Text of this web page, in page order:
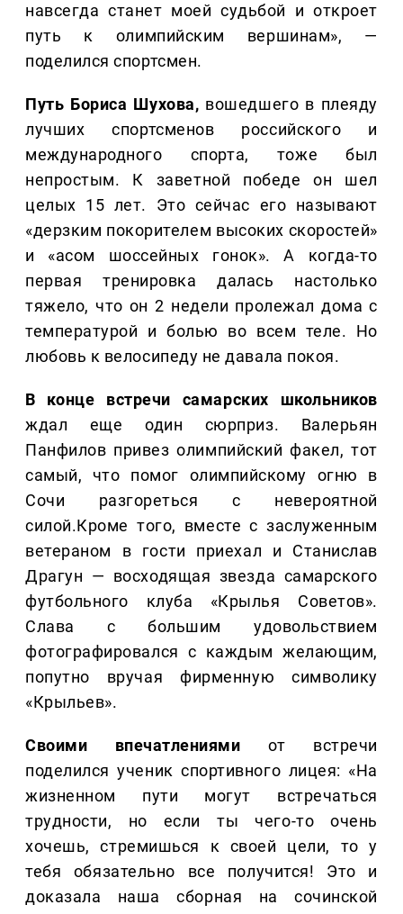
навсегда станет моей судьбой и откроет
путь к олимпийским вершинам», —
поделился спортсмен.
Путь Бориса Шухова, вошедшего в плеяду
лучших спортсменов российского и
международного спорта, тоже был
непростым. К заветной победе он шел
целых 15 лет. Это сейчас его называют
«дерзким покорителем высоких скоростей»
и «асом шоссейных гонок». А когда-то
первая тренировка далась настолько
тяжело, что он 2 недели пролежал дома с
температурой и болью во всем теле. Но
любовь к велосипеду не давала покоя.
В конце встречи самарских школьников
ждал еще один сюрприз. Валерьян
Панфилов привез олимпийский факел, тот
самый, что помог олимпийскому огню в
Сочи разгореться с невероятной
силой.Кроме того, вместе с заслуженным
ветераном в гости приехал и Станислав
Драгун — восходящая звезда самарского
футбольного клуба «Крылья Советов».
Слава с большим удовольствием
фотографировался с каждым желающим,
попутно вручая фирменную символику
«Крыльев».
Своими впечатлениями от встречи
поделился ученик спортивного лицея: «На
жизненном пути могут встречаться
трудности, но если ты чего-то очень
хочешь, стремишься к своей цели, то у
тебя обязательно все получится! Это и
доказала наша сборная на сочинской